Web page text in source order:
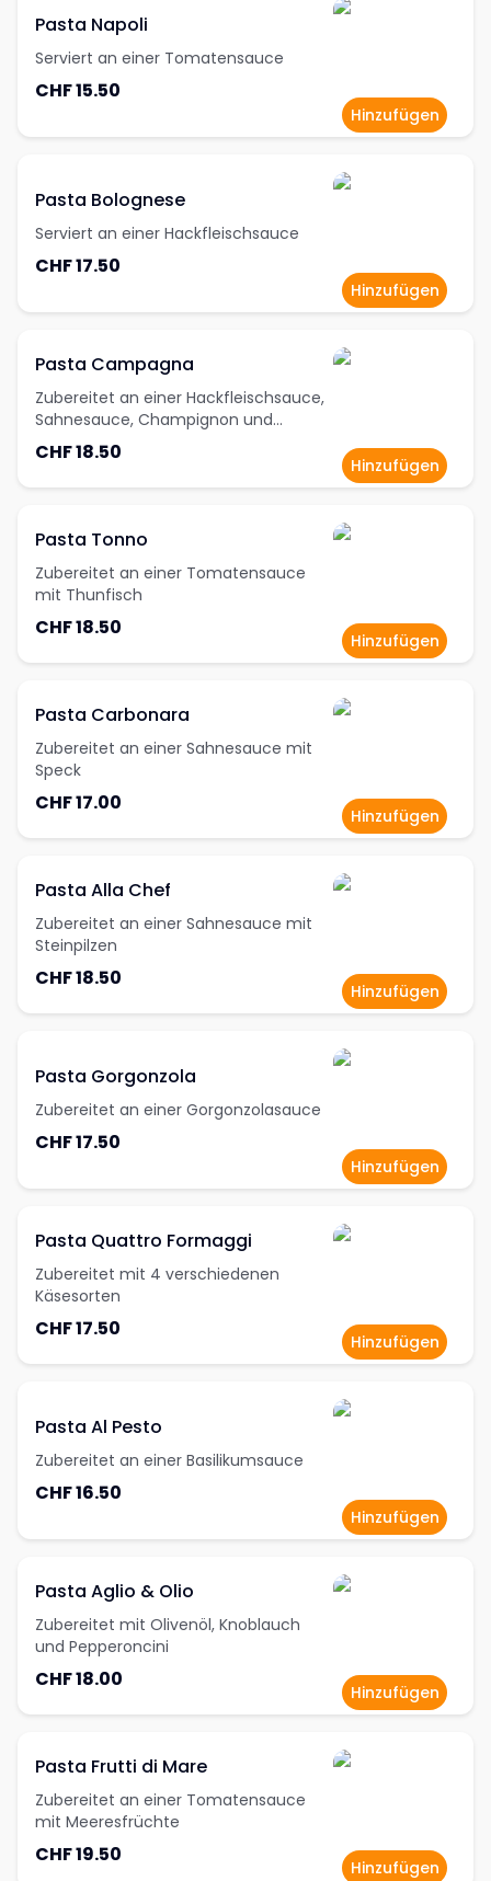
Pasta Napoli
Serviert an einer Tomatensauce
CHF 15.50
Hinzufügen
Pasta Bolognese
Serviert an einer Hackfleischsauce
CHF 17.50
Hinzufügen
Pasta Campagna
Zubereitet an einer Hackfleischsauce,
Sahnesauce, Champignon und
Schinken
CHF 18.50
Hinzufügen
Pasta Tonno
Zubereitet an einer Tomatensauce
mit Thunfisch
CHF 18.50
Hinzufügen
Pasta Carbonara
Zubereitet an einer Sahnesauce mit
Speck
CHF 17.00
Hinzufügen
Pasta Alla Chef
Zubereitet an einer Sahnesauce mit
Steinpilzen
CHF 18.50
Hinzufügen
Pasta Gorgonzola
Zubereitet an einer Gorgonzolasauce
CHF 17.50
Hinzufügen
Pasta Quattro Formaggi
Zubereitet mit 4 verschiedenen
Käsesorten
CHF 17.50
Hinzufügen
Pasta Al Pesto
Zubereitet an einer Basilikumsauce
CHF 16.50
Hinzufügen
Pasta Aglio & Olio
Zubereitet mit Olivenöl, Knoblauch
und Pepperoncini
CHF 18.00
Hinzufügen
Pasta Frutti di Mare
Zubereitet an einer Tomatensauce
mit Meeresfrüchte
CHF 19.50
Hinzufügen